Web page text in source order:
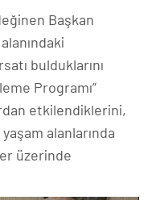
Başkan
bulduklarını
Programı”
etkilendiklerini,
alanlarında
üzerinde